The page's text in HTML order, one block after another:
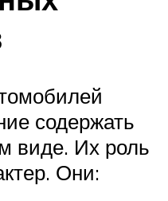
содержать
виде. Их роль
Они: